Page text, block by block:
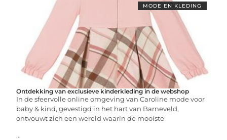
MODE EN KLEDING
Ontdekking van exclusieve kinderkleding in de webshop
In de sfeervolle online omgeving van Caroline mode voor
baby & kind, gevestigd in het hart van Barneveld,
ontvouwt zich een wereld waarin de mooiste
...